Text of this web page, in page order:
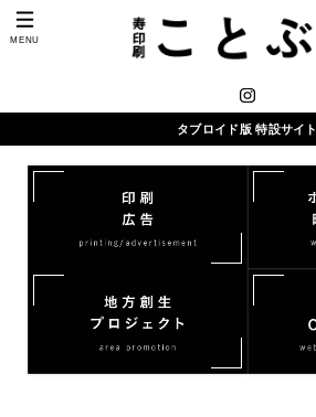
MENU
タブロイド版 特設サイト